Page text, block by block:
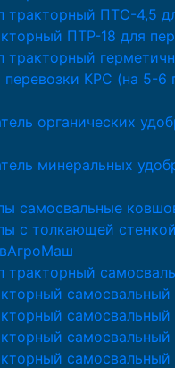
тракторный ПТС-4,5
ПТР-18 для
тракторный
КРС (на 5-6
органических
минеральных
самосвальные
с толкающей
тракторный